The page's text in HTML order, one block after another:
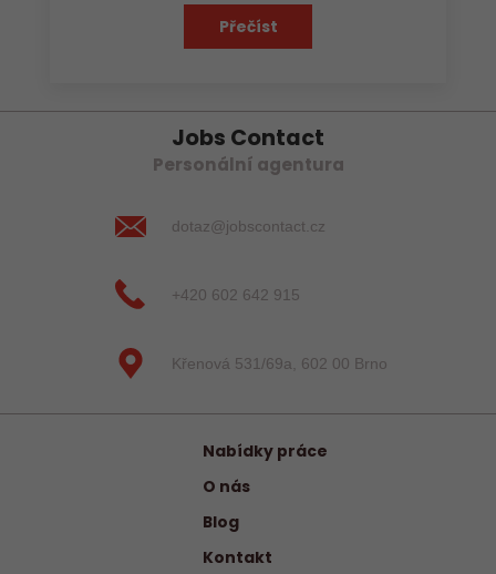
Přečíst
Jobs Contact
Personální agentura
dotaz@jobscontact.cz
+420 602 642 915
Křenová 531/69a, 602 00 Brno
Nabídky práce
O nás
Blog
Kontakt